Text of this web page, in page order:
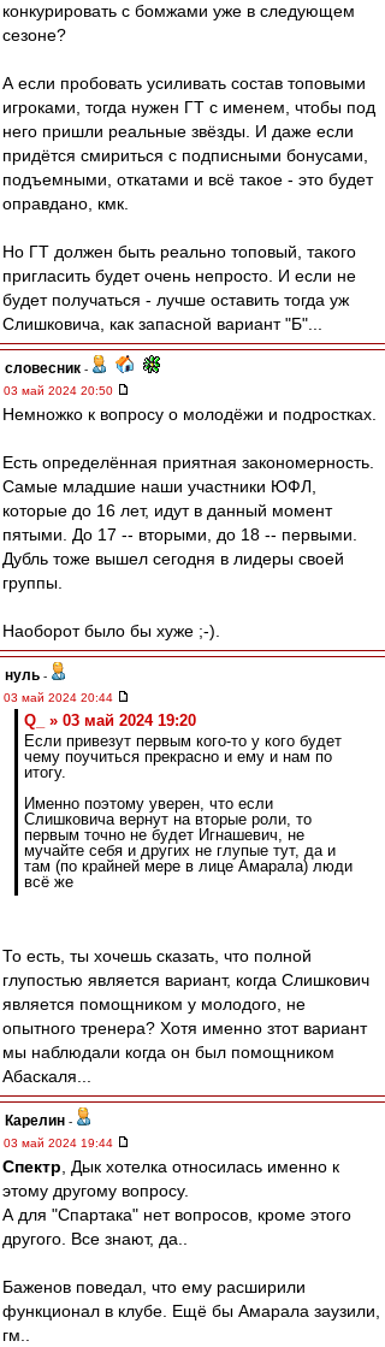
конкурировать с бомжами уже в следующем
сезоне?
А если пробовать усиливать состав топовыми
игроками, тогда нужен ГТ с именем, чтобы под
него пришли реальные звёзды. И даже если
придётся смириться с подписными бонусами,
подъемными, откатами и всё такое - это будет
оправдано, кмк.
Но ГТ должен быть реально топовый, такого
пригласить будет очень непросто. И если не
будет получаться - лучше оставить тогда уж
Слишковича, как запасной вариант "Б"...
словесник -
03 май 2024 20:50
Немножко к вопросу о молодёжи и подростках.
Есть определённая приятная закономерность.
Самые младшие наши участники ЮФЛ,
которые до 16 лет, идут в данный момент
пятыми. До 17 -- вторыми, до 18 -- первыми.
Дубль тоже вышел сегодня в лидеры своей
группы.
Наоборот было бы хуже ;-).
нуль -
03 май 2024 20:44
Q_ » 03 май 2024 19:20
Если привезут первым кого-то у кого будет
чему поучиться прекрасно и ему и нам по
итогу.
Именно поэтому уверен, что если
Слишковича вернут на вторые роли, то
первым точно не будет Игнашевич, не
мучайте себя и других не глупые тут, да и
там (по крайней мере в лице Амарала) люди
всё же
То есть, ты хочешь сказать, что полной
глупостью является вариант, когда Слишкович
является помощником у молодого, не
опытного тренера? Хотя именно зтот вариант
мы наблюдали когда он был помощником
Абаскаля...
Карелин -
03 май 2024 19:44
Спектр , Дык хотелка относилась именно к
этому другому вопросу.
А для "Спартака" нет вопросов, кроме этого
другого. Все знают, да..
Баженов поведал, что ему расширили
функционал в клубе. Ещё бы Амарала заузили,
гм..